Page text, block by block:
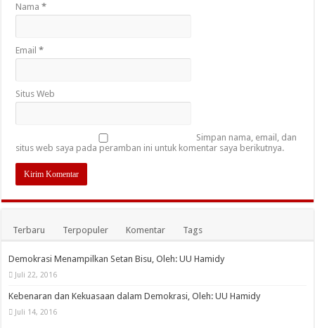
Nama*
Email*
Situs Web
Simpan nama, email, dan
situs web saya pada peramban ini untuk komentar saya berikutnya.
Terbaru Terpopuler Komentar Tags
Demokrasi Menampilkan Setan Bisu, Oleh: UU Hamidy
Juli 22, 2016
Kebenaran dan Kekuasaan dalam Demokrasi, Oleh: UU Hamidy
Juli 14, 2016